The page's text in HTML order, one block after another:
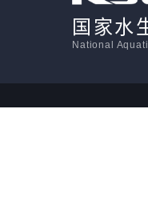
国家水
National